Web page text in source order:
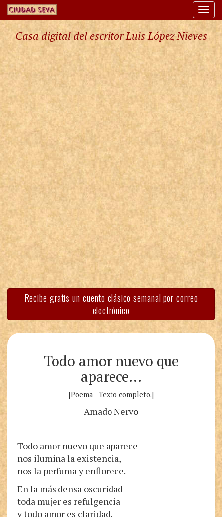
Casa digital del escritor Luis López Nieves
Recibe gratis un cuento clásico semanal por correo
electrónico
Todo amor nuevo que
aparece…
[Poema - Texto completo.]
Amado Nervo
Todo amor nuevo que aparece
nos ilumina la existencia,
nos la perfuma y enflorece.
En la más densa oscuridad
toda mujer es refulgencia
y todo amor es claridad.